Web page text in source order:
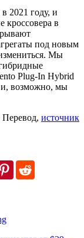
2021 году, и
кроссовера в
под новым
Мы
Plug-In Hybrid
и, возможно, мы
Перевод, источник